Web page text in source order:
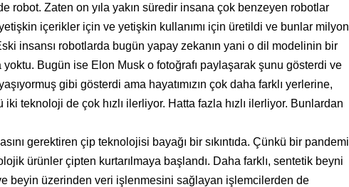
robot. Zaten on yıla yakın süredir insana çok benzeyen robotlar
içerikler için ve yetişkin kullanımı için üretildi ve bunlar milyon
insansı robotlarda bugün yapay zekanın yani o dil modelinin bir
Bugün ise Elon Musk o fotoğrafı paylaşarak şunu gösterdi ve
gibi gösterdi ama hayatımızın çok daha farklı yerlerine,
teknoloji de çok hızlı ilerliyor. Hatta fazla hızlı ilerliyor. Bunlardan
gerektiren çip teknolojisi bayağı bir sıkıntıda. Çünkü bir pandemi
ürünler çipten kurtarılmaya başlandı. Daha farklı, sentetik beyni
beyin üzerinden veri işlenmesini sağlayan işlemcilerden de